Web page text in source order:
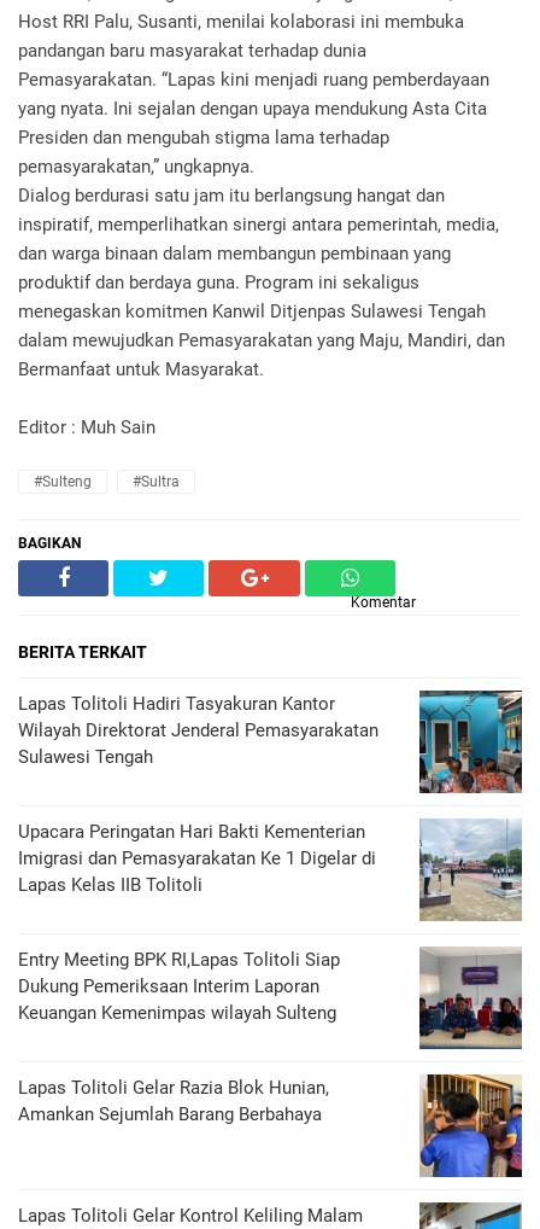
Host RRI Palu, Susanti, menilai kolaborasi ini membuka
pandangan baru masyarakat terhadap dunia
Pemasyarakatan. “Lapas kini menjadi ruang pemberdayaan
yang nyata. Ini sejalan dengan upaya mendukung Asta Cita
Presiden dan mengubah stigma lama terhadap
pemasyarakatan,” ungkapnya.
Dialog berdurasi satu jam itu berlangsung hangat dan
inspiratif, memperlihatkan sinergi antara pemerintah, media,
dan warga binaan dalam membangun pembinaan yang
produktif dan berdaya guna. Program ini sekaligus
menegaskan komitmen Kanwil Ditjenpas Sulawesi Tengah
dalam mewujudkan Pemasyarakatan yang Maju, Mandiri, dan
Bermanfaat untuk Masyarakat.
Editor : Muh Sain
#Sulteng #Sultra
BAGIKAN
Komentar
BERITA TERKAIT
Lapas Tolitoli Hadiri Tasyakuran Kantor
Wilayah Direktorat Jenderal Pemasyarakatan
Sulawesi Tengah
Upacara Peringatan Hari Bakti Kementerian
Imigrasi dan Pemasyarakatan Ke 1 Digelar di
Lapas Kelas IIB Tolitoli
Entry Meeting BPK RI,Lapas Tolitoli Siap
Dukung Pemeriksaan Interim Laporan
Keuangan Kemenimpas wilayah Sulteng
Lapas Tolitoli Gelar Razia Blok Hunian,
Amankan Sejumlah Barang Berbahaya
Lapas Tolitoli Gelar Kontrol Keliling Malam